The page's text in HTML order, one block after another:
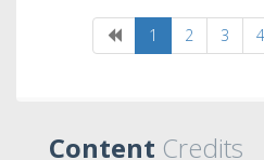
1 2 3 4
Content Credits